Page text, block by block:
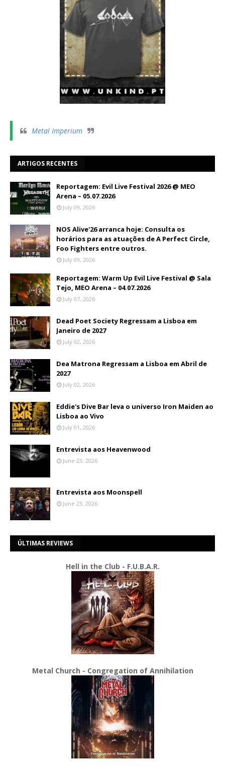
Metal Imperium
ARTIGOS RECENTES
Reportagem: Evil Live Festival 2026 @ MEO
Arena – 05.07.2026
July 09, 2026
NOS Alive'26 arranca hoje: Consulta os
horários para as atuações de A Perfect Circle,
Foo Fighters entre outros.
July 09, 2026
Reportagem: Warm Up Evil Live Festival @ Sala
Tejo, MEO Arena – 04.07.2026
July 07, 2026
Dead Poet Society Regressam a Lisboa em
Janeiro de 2027
July 02, 2026
Dea Matrona Regressam a Lisboa em Abril de
2027
July 02, 2026
Eddie's Dive Bar leva o universo Iron Maiden ao
Lisboa ao Vivo
July 01, 2026
Entrevista aos Heavenwood
June 23, 2026
Entrevista aos Moonspell
June 23, 2026
ÚLTIMAS REVIEWS
Hell in the Club - F.U.B.A.R.
Metal Church - Congregation of Annihilation